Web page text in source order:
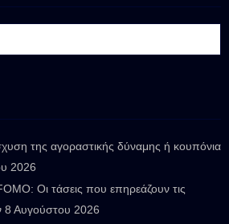
της αγοραστικής δύναμης ή κουπόνια
2026
Οι τάσεις που επηρεάζουν τις
8 Αυγούστου 2026